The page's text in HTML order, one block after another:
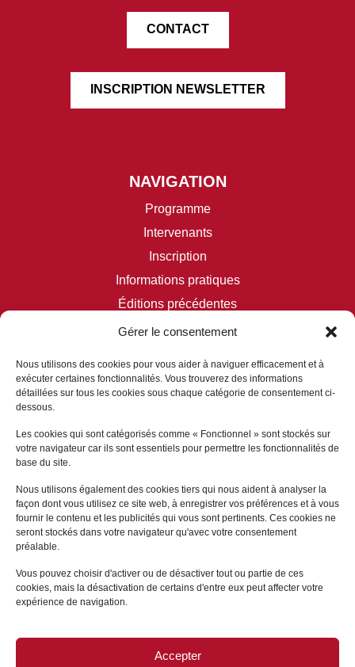
Gérer le consentement
Nous utilisons des cookies pour vous aider à naviguer efficacement et à
exécuter certaines fonctionnalités. Vous trouverez des informations
détaillées sur tous les cookies sous chaque catégorie de consentement ci-
dessous.
Les cookies qui sont catégorisés comme « Fonctionnel » sont stockés sur
votre navigateur car ils sont essentiels pour permettre les fonctionnalités de
base du site.
Nous utilisons également des cookies tiers qui nous aident à analyser la
façon dont vous utilisez ce site web, à enregistrer vos préférences et à vous
fournir le contenu et les publicités qui vous sont pertinents. Ces cookies ne
seront stockés dans votre navigateur qu'avec votre consentement
préalable.
Vous pouvez choisir d'activer ou de désactiver tout ou partie de ces
cookies, mais la désactivation de certains d'entre eux peut affecter votre
expérience de navigation.
Accepter
CONTACT
INSCRIPTION NEWSLETTER
NAVIGATION
Programme
Intervenants
Inscription
Informations pratiques
Éditions précédentes
RÉSEAUX SOCIAUX
NOS PARTENAIRES